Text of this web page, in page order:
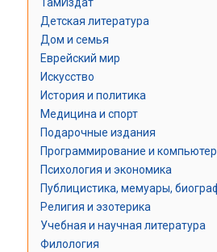
Детская литература
Дом и семья
Еврейский мир
Искусство
История и политика
Медицина и спорт
Подарочные издания
Программирование и
Психология и экономика
Публицистика, мемуары,
Религия и эзотерика
Учебная и научная литература
Филология